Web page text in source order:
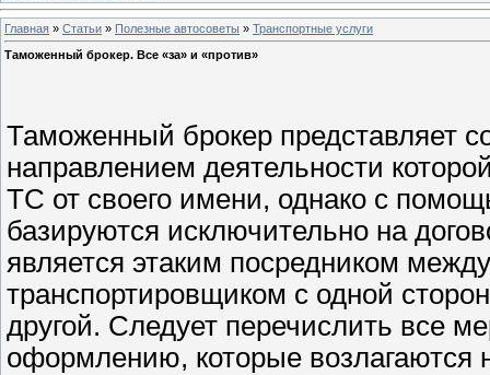
Главная » Статьи » Полезные автосоветы » Транспортные услуги
Таможенный брокер. Все «за» и «против»
Таможенный брокер представляет
направлением деятельности
ТС от своего имени, однако с
базируются исключительно на
является этаким посредником
транспортировщиком с одной
другой. Следует перечислить все
оформлению, которые возлагаются